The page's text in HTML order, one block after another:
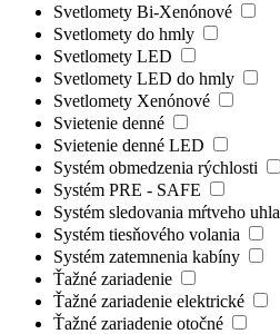
Svetlomety Bi-Xenónové
Svetlomety do hmly
Svetlomety LED
Svetlomety LED do hmly
Svetlomety Xenónové
Svietenie denné
Svietenie denné LED
Systém obmedzenia rýchlosti
Systém PRE - SAFE
Systém sledovania mŕtveho uhla
Systém tiesňového volania
Systém zatemnenia kabíny
Ťažné zariadenie
Ťažné zariadenie elektrické
Ťažné zariadenie otočné